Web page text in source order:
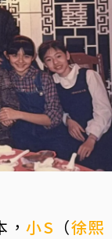
小S （徐熙